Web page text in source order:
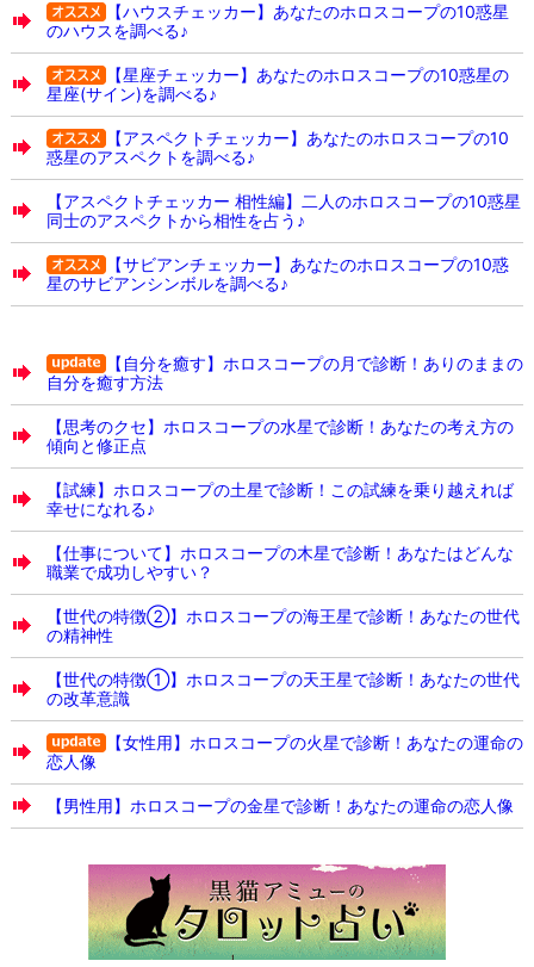
【ハウスチェッカー】あなたのホロスコープの10惑星
のハウスを調べる♪
【星座チェッカー】あなたのホロスコープの10惑星の
星座(サイン)を調べる♪
【アスペクトチェッカー】あなたのホロスコープの10
惑星のアスペクトを調べる♪
【アスペクトチェッカー 相性編】二人のホロスコープの10惑星
同士のアスペクトから相性を占う♪
【サビアンチェッカー】あなたのホロスコープの10惑
星のサビアンシンボルを調べる♪
【自分を癒す】ホロスコープの月で診断！ありのままの
自分を癒す方法
【思考のクセ】ホロスコープの水星で診断！あなたの考え方の
傾向と修正点
【試練】ホロスコープの土星で診断！この試練を乗り越えれば
幸せになれる♪
【仕事について】ホロスコープの木星で診断！あなたはどんな
職業で成功しやすい？
【世代の特徴②】ホロスコープの海王星で診断！あなたの世代
の精神性
【世代の特徴①】ホロスコープの天王星で診断！あなたの世代
の改革意識
【女性用】ホロスコープの火星で診断！あなたの運命の
恋人像
【男性用】ホロスコープの金星で診断！あなたの運命の恋人像